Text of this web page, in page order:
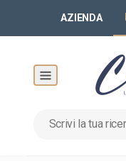
AZIENDA